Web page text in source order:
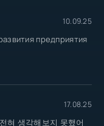
10.09.25
предприятия
17.08.25
혀 생각해보지 못했어